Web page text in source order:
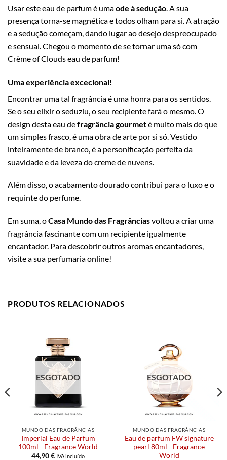
Usar este eau de parfum é umaode à sedução . A sua
presença torna-se magnética e todos olham para si. A atração
e a sedução começam, dando lugar ao desejo despreocupado
e sensual. Chegou o momento de se tornar uma só com
Crème of Clouds eau de parfum!
Uma experiência excecional!
Encontrar uma tal fragrância é uma honra para os sentidos.
Se o seu elixir o seduziu, o seu recipiente fará o mesmo. O
design desta eau defragrância gourmeté muito mais do que
um simples frasco, é uma obra de arte por si só. Vestido
inteiramente de branco, é a personificação perfeita da
suavidade e da leveza do creme de nuvens.
Além disso, o acabamento dourado contribui para o luxo e o
requinte do perfume.
Em suma, oCasa Mundo das Fragrânciasvoltou a criar uma
fragrância fascinante com um recipiente igualmente
encantador. Para descobrir outros aromas encantadores,
visite a sua perfumaria online!
PRODUTOS RELACIONADOS
ESGOTADO
MUNDO DAS FRAGRÂNCIAS
Imperial Eau de Parfum
100ml - Fragrance World
44,90€ IVA incluído
ESGOTADO
MUNDO DAS FRAGRÂNCIAS
Eau de parfum FW signature
pearl 80ml - Fragrance
World